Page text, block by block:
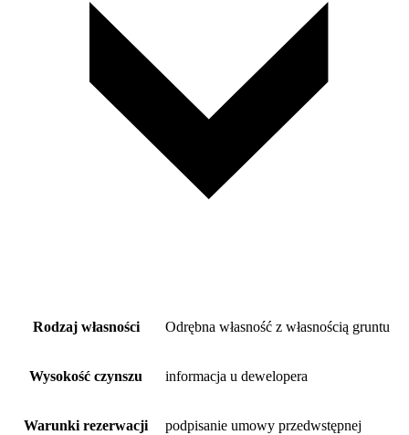
Rodzaj własności Odrębna własność z własnością gruntu
Wysokość czynszu informacja u dewelopera
Warunki rezerwacji podpisanie umowy przedwstępnej